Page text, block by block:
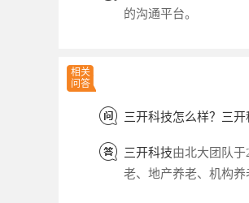
的沟通平台。
相关
问答
三开科技怎么样？三开
三开科技由北大团队
老、地产养老、机构养